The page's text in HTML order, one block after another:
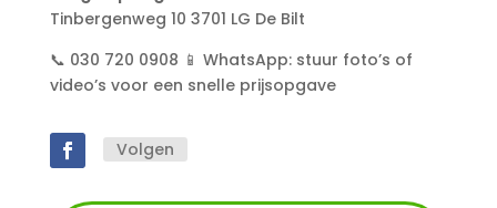
Tinbergenweg 10 3701 LG De Bilt
📞 030 720 0908 📱 WhatsApp: stuur foto’s of
video’s voor een snelle prijsopgave
Volgen